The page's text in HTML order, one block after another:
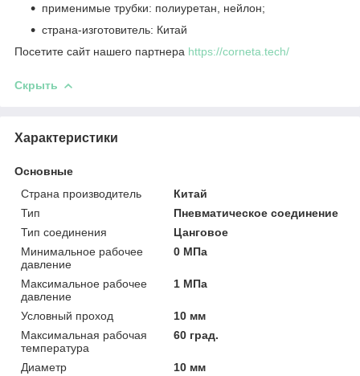
применимые трубки: полиуретан, нейлон;
страна-изготовитель: Китай
Посетите сайт нашего партнера https://corneta.tech/
Скрыть
Характеристики
Основные
Страна производитель
Китай
Тип
Пневматическое соединение
Тип соединения
Цанговое
Минимальное рабочее
давление
0 МПа
Максимальное рабочее
давление
1 МПа
Условный проход
10 мм
Максимальная рабочая
температура
60 град.
Диаметр 10 мм